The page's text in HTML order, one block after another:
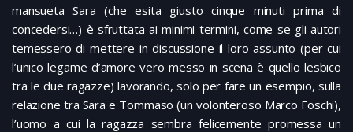
mansueta Sara (che esita giusto cinque minuti prima di
concedersi…) è sfruttata ai minimi termini, come se gli autori
temessero di mettere in discussione il loro assunto (per cui
l’unico legame d’amore vero messo in scena è quello lesbico
tra le due ragazze) lavorando, solo per fare un esempio, sulla
relazione tra Sara e Tommaso (un volonteroso Marco Foschi),
l’uomo a cui la ragazza sembra felicemente promessa un